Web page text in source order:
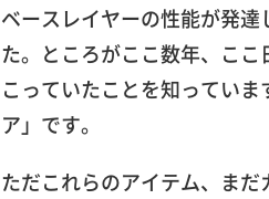
ベースレイヤーの性能が発
た。ところがここ数年、こ
こっていたことを知ってい
ア」です。
ただこれらのアイテム、ま